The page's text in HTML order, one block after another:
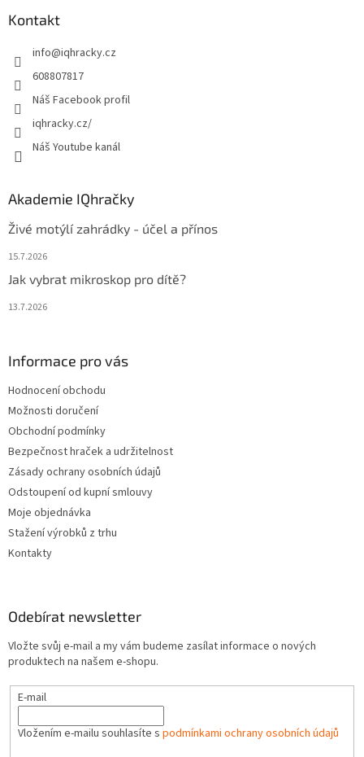
Kontakt
info@iqhracky.cz
608807817
Náš Facebook profil
iqhracky.cz/
Náš Youtube kanál
Akademie IQhračky
Živé motýlí zahrádky - účel a přínos
15.7.2026
Jak vybrat mikroskop pro dítě?
13.7.2026
Informace pro vás
Hodnocení obchodu
Možnosti doručení
Obchodní podmínky
Bezpečnost hraček a udržitelnost
Zásady ochrany osobních údajů
Odstoupení od kupní smlouvy
Moje objednávka
Stažení výrobků z trhu
Kontakty
Odebírat newsletter
Vložte svůj e-mail a my vám budeme zasílat informace o nových
produktech na našem e-shopu.
E-mail
Vložením e-mailu souhlasíte s podmínkami ochrany osobních údajů